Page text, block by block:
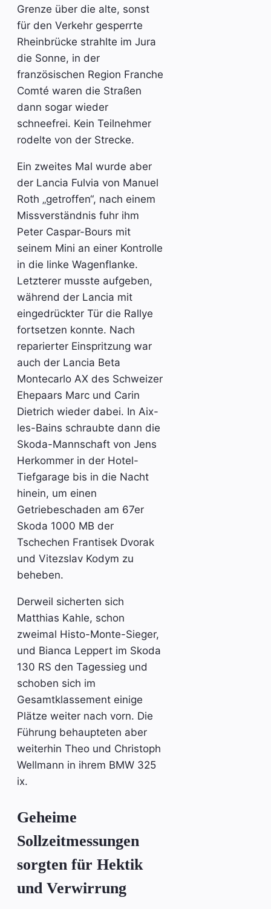
Grenze über die alte, sonst
für den Verkehr gesperrte
Rheinbrücke strahlte im Jura
die Sonne, in der
französischen Region Franche
Comté waren die Straßen
dann sogar wieder
schneefrei. Kein Teilnehmer
rodelte von der Strecke.
Ein zweites Mal wurde aber
der Lancia Fulvia von Manuel
Roth „getroffen“, nach einem
Missverständnis fuhr ihm
Peter Caspar-Bours mit
seinem Mini an einer Kontrolle
in die linke Wagenflanke.
Letzterer musste aufgeben,
während der Lancia mit
eingedrückter Tür die Rallye
fortsetzen konnte. Nach
reparierter Einspritzung war
auch der Lancia Beta
Montecarlo AX des Schweizer
Ehepaars Marc und Carin
Dietrich wieder dabei. In Aix-
les-Bains schraubte dann die
Skoda-Mannschaft von Jens
Herkommer in der Hotel-
Tiefgarage bis in die Nacht
hinein, um einen
Getriebeschaden am 67er
Skoda 1000 MB der
Tschechen Frantisek Dvorak
und Vitezslav Kodym zu
beheben.
Derweil sicherten sich
Matthias Kahle, schon
zweimal Histo-Monte-Sieger,
und Bianca Leppert im Skoda
130 RS den Tagessieg und
schoben sich im
Gesamtklassement einige
Plätze weiter nach vorn. Die
Führung behaupteten aber
weiterhin Theo und Christoph
Wellmann in ihrem BMW 325
ix.
Geheime
Sollzeitmessungen
sorgten für Hektik
und Verwirrung